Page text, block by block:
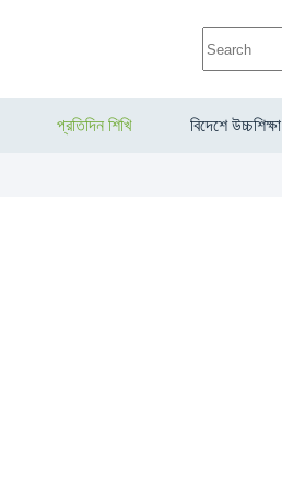
প্রতিদিন শিখি বিদেশে উচ্চশিক্ষা